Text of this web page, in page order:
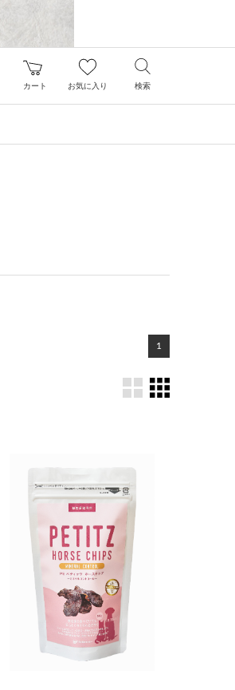
カート お気に入り 検索
1